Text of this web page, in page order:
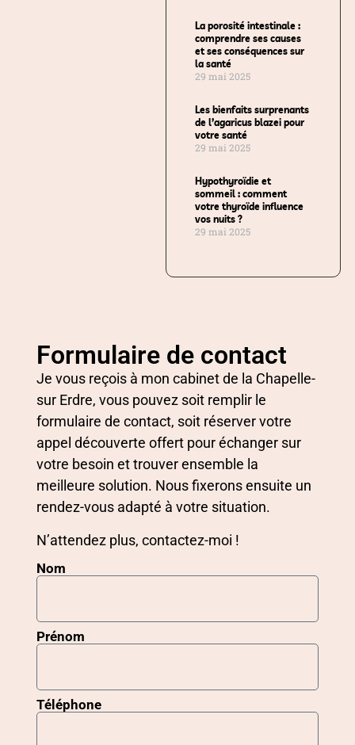
La porosité intestinale :
comprendre ses causes
et ses conséquences sur
la santé
29 mai 2025
Les bienfaits surprenants
de l’agaricus blazei pour
votre santé
29 mai 2025
Hypothyroïdie et
sommeil : comment
votre thyroïde influence
vos nuits ?
29 mai 2025
Formulaire de contact
Je vous reçois à mon cabinet de la Chapelle-
sur Erdre, vous pouvez soit remplir le
formulaire de contact, soit réserver votre
appel découverte offert pour échanger sur
votre besoin et trouver ensemble la
meilleure solution. Nous fixerons ensuite un
rendez-vous adapté à votre situation.
N’attendez plus, contactez-moi !
Nom
Prénom
Téléphone